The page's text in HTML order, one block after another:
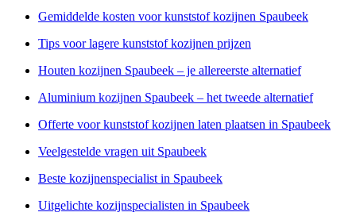
Gemiddelde kosten voor kunststof kozijnen Spaubeek
Tips voor lagere kunststof kozijnen prijzen
Houten kozijnen Spaubeek – je allereerste alternatief
Aluminium kozijnen Spaubeek – het tweede alternatief
Offerte voor kunststof kozijnen laten plaatsen in Spaubeek
Veelgestelde vragen uit Spaubeek
Beste kozijnenspecialist in Spaubeek
Uitgelichte kozijnspecialisten in Spaubeek